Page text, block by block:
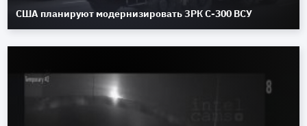
США планируют модернизировать ЗРК С-300 ВСУ